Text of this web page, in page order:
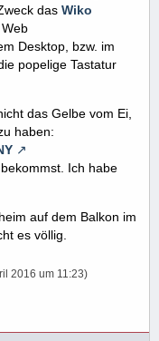
das Wiko
Desktop, bzw. im
popelige Tastatur
das Gelbe vom Ei,
haben:
Ich habe
auf dem Balkon im
es völlig.
2016 um 11:23)